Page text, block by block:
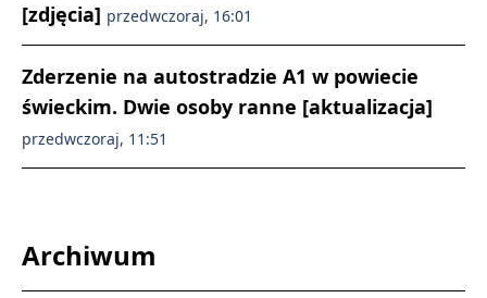
[zdjęcia] przedwczoraj, 16:01
Zderzenie na autostradzie A1 w powiecie
świeckim. Dwie osoby ranne [aktualizacja]
przedwczoraj, 11:51
Archiwum